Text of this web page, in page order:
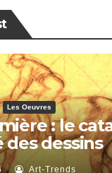
Les Oeuvres
: le
des dessins
Art-Trends